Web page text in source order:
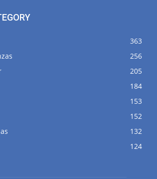
363
256
205
184
153
152
132
124